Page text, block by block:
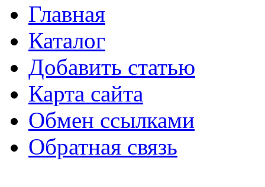
Главная
Каталог
Добавить статью
Карта сайта
Обмен ссылками
Обратная связь